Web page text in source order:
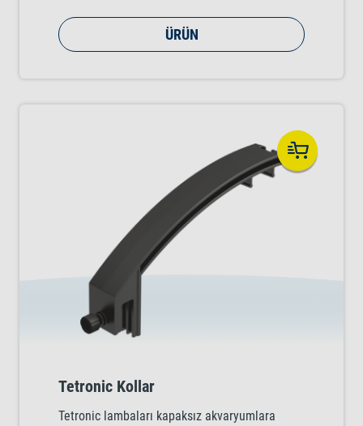
ÜRÜN
Tetronic Kollar
Tetronic lambaları kapaksız akvaryumlara